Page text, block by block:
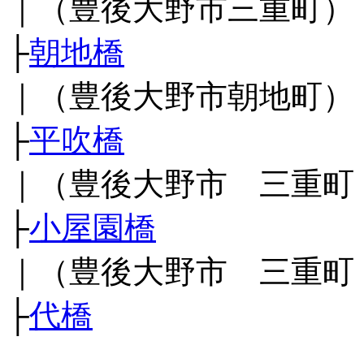
｜（豊後大野市三重町）
├朝地橋
｜（豊後大野市朝地町）
├平吹橋
｜（豊後大野市 三重
├小屋園橋
｜（豊後大野市 三重
├代橋